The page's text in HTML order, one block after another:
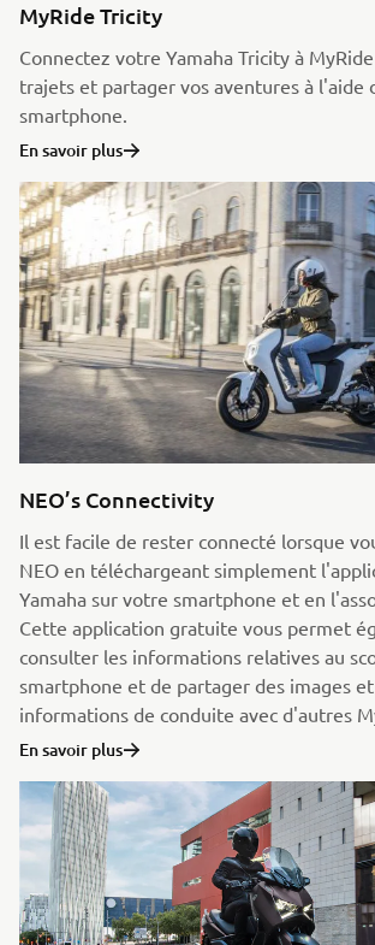
MyRide Tricity
Connectez votre Yamaha Tricity à
trajets et partager vos aventures à l'aide
smartphone.
En savoir plus
NEO’s Connectivity
Il est facile de rester connecté lorsque
NEO en téléchargeant simplement
Yamaha sur votre smartphone et en
Cette application gratuite vous permet
consulter les informations relatives au
smartphone et de partager des images
informations de conduite avec d'autres
En savoir plus